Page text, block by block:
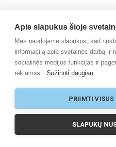
Apie slapukus šioje
Mes naudojame slapukus, kad
informaciją apie svetainės darbą ir
socialinės medijos funkcijas ir
reklamas.
Sužinoti daugiau
PRIIMTI VISUS
SLAPUKŲ